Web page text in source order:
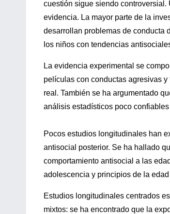
cuestión sigue siendo
evidencia. La mayor parte de la
desarrollan problemas de conducta
los niños con tendencias
La evidencia experimental se
películas con conductas agresivas
real. También se ha argumentado
análisis estadísticos poco
Pocos estudios longitudinales han
antisocial posterior. Se ha hallado
comportamiento antisocial a las
adolescencia y principios de la
Estudios longitudinales centrados
mixtos: se ha encontrado que la